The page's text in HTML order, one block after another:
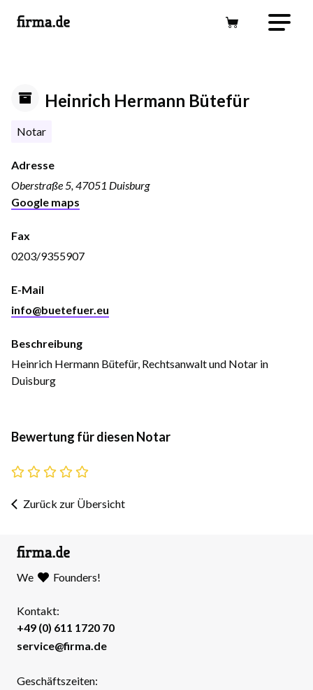
Heinrich Hermann Bütefür
Notar
Adresse
Oberstraße 5, 47051 Duisburg
Google maps
Fax
0203/9355907
E-Mail
info@buetefuer.eu
Beschreibung
Heinrich Hermann Bütefür, Rechtsanwalt und Notar in
Duisburg
Bewertung für diesen Notar
Zurück zur Übersicht
We Founders!
Kontakt:
+49 (0) 611 1720 70
service@firma.de
Geschäftszeiten: